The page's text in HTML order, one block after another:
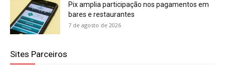
Pix amplia participação nos pagamentos em
bares e restaurantes
7 de agosto de 2026
Sites Parceiros